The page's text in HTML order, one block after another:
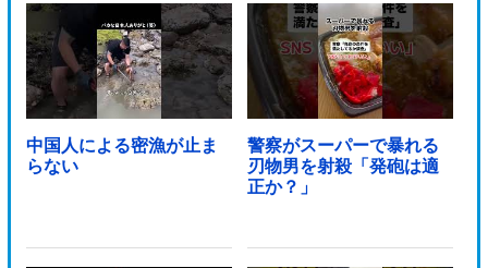
中国人による密漁が止ま
らない
警察がスーパーで暴れる
刃物男を射殺「発砲は適
正か？」